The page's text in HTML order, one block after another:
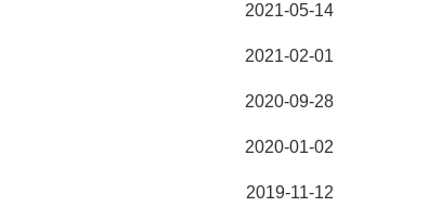
2021-05-14
2021-02-01
2020-09-28
2020-01-02
2019-11-12